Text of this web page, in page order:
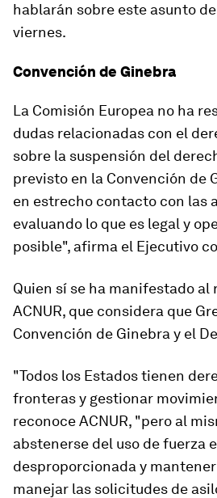
hablarán sobre este asunto
viernes.
Convención de Ginebra
La Comisión Europea no ha
dudas relacionadas con el
sobre la suspensión del
previsto en la Convención de
en estrecho contacto con las
evaluando lo que es legal y
posible", afirma el Ejecutivo
Quien sí se ha manifestado al
ACNUR, que considera que
Convención de Ginebra y el
"Todos los Estados tienen
fronteras y gestionar
reconoce ACNUR, "pero al
abstenerse del uso de fuerza
desproporcionada y
manejar las solicitudes de